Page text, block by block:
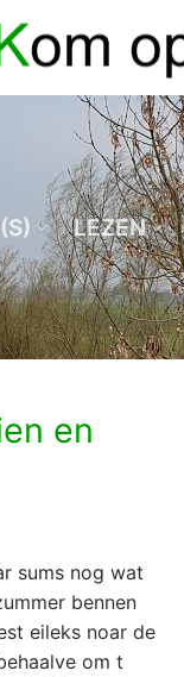
LEZEN
en
sums nog wat
bennen
eileks noar de
om t